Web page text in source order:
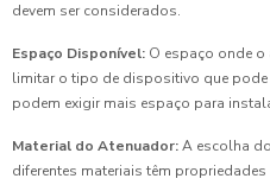
devem ser considerados.
Espaço Disponível: O espaço onde
limitar o tipo de dispositivo que
podem exigir mais espaço para
Material do Atenuador:A escolha
diferentes materiais têm